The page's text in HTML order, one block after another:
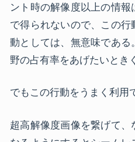
ント時の解像度以上の情
で得られないので、この
動としては、無意味であ
野の占有率をあげたいとき
でもこの行動をうまく利用
超高解像度画像を繋げて